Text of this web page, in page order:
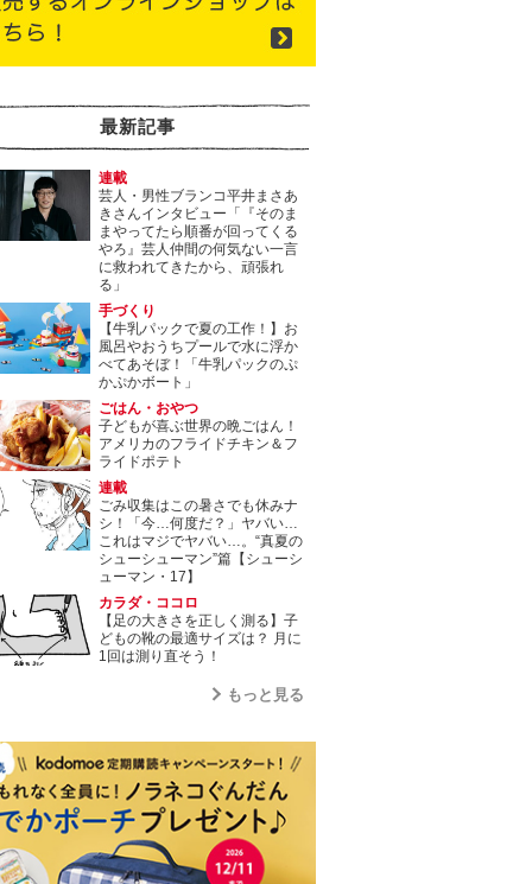
最新記事
連載
芸人・男性ブランコ平井まさあ
きさんインタビュー「『そのま
まやってたら順番が回ってくる
やろ』芸人仲間の何気ない一言
に救われてきたから、頑張れ
る」
手づくり
【牛乳パックで夏の工作！】お
風呂やおうちプールで水に浮か
べてあそぼ！「牛乳パックのぷ
かぷかボート」
ごはん・おやつ
子どもが喜ぶ世界の晩ごはん！
アメリカのフライドチキン＆フ
ライドポテト
連載
ごみ収集はこの暑さでも休みナ
シ！「今…何度だ？」ヤバい…
これはマジでヤバい…。“真夏の
シューシューマン”篇【シューシ
ューマン・17】
カラダ・ココロ
【足の大きさを正しく測る】子
どもの靴の最適サイズは？ 月に
1回は測り直そう！
もっと見る